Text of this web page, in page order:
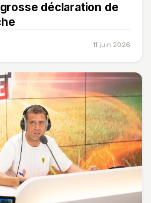
déclaration de
11 juin 2026